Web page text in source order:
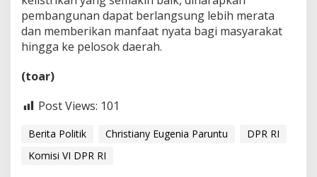
pembangunan dapat berlangsung lebih merata
dan memberikan manfaat nyata bagi masyarakat
hingga ke pelosok daerah.
(toar)
Post Views: 101
Berita Politik Christiany Eugenia Paruntu
DPR RI
Komisi VI DPR RI